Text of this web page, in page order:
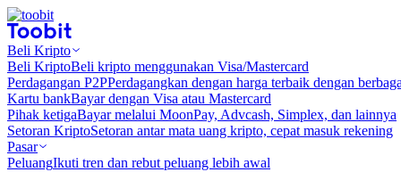
Beli Kripto
Beli KriptoBeli kripto menggunakan Visa/Mastercard
Perdagangan P2PPerdagangkan dengan harga terbaik dengan
Kartu bankBayar dengan Visa atau Mastercard
Pihak ketigaBayar melalui MoonPay, Advcash, Simplex, dan lainnya
Setoran KriptoSetoran antar mata uang kripto, cepat masuk rekening
Pasar
PeluangIkuti tren dan rebut peluang lebih awal